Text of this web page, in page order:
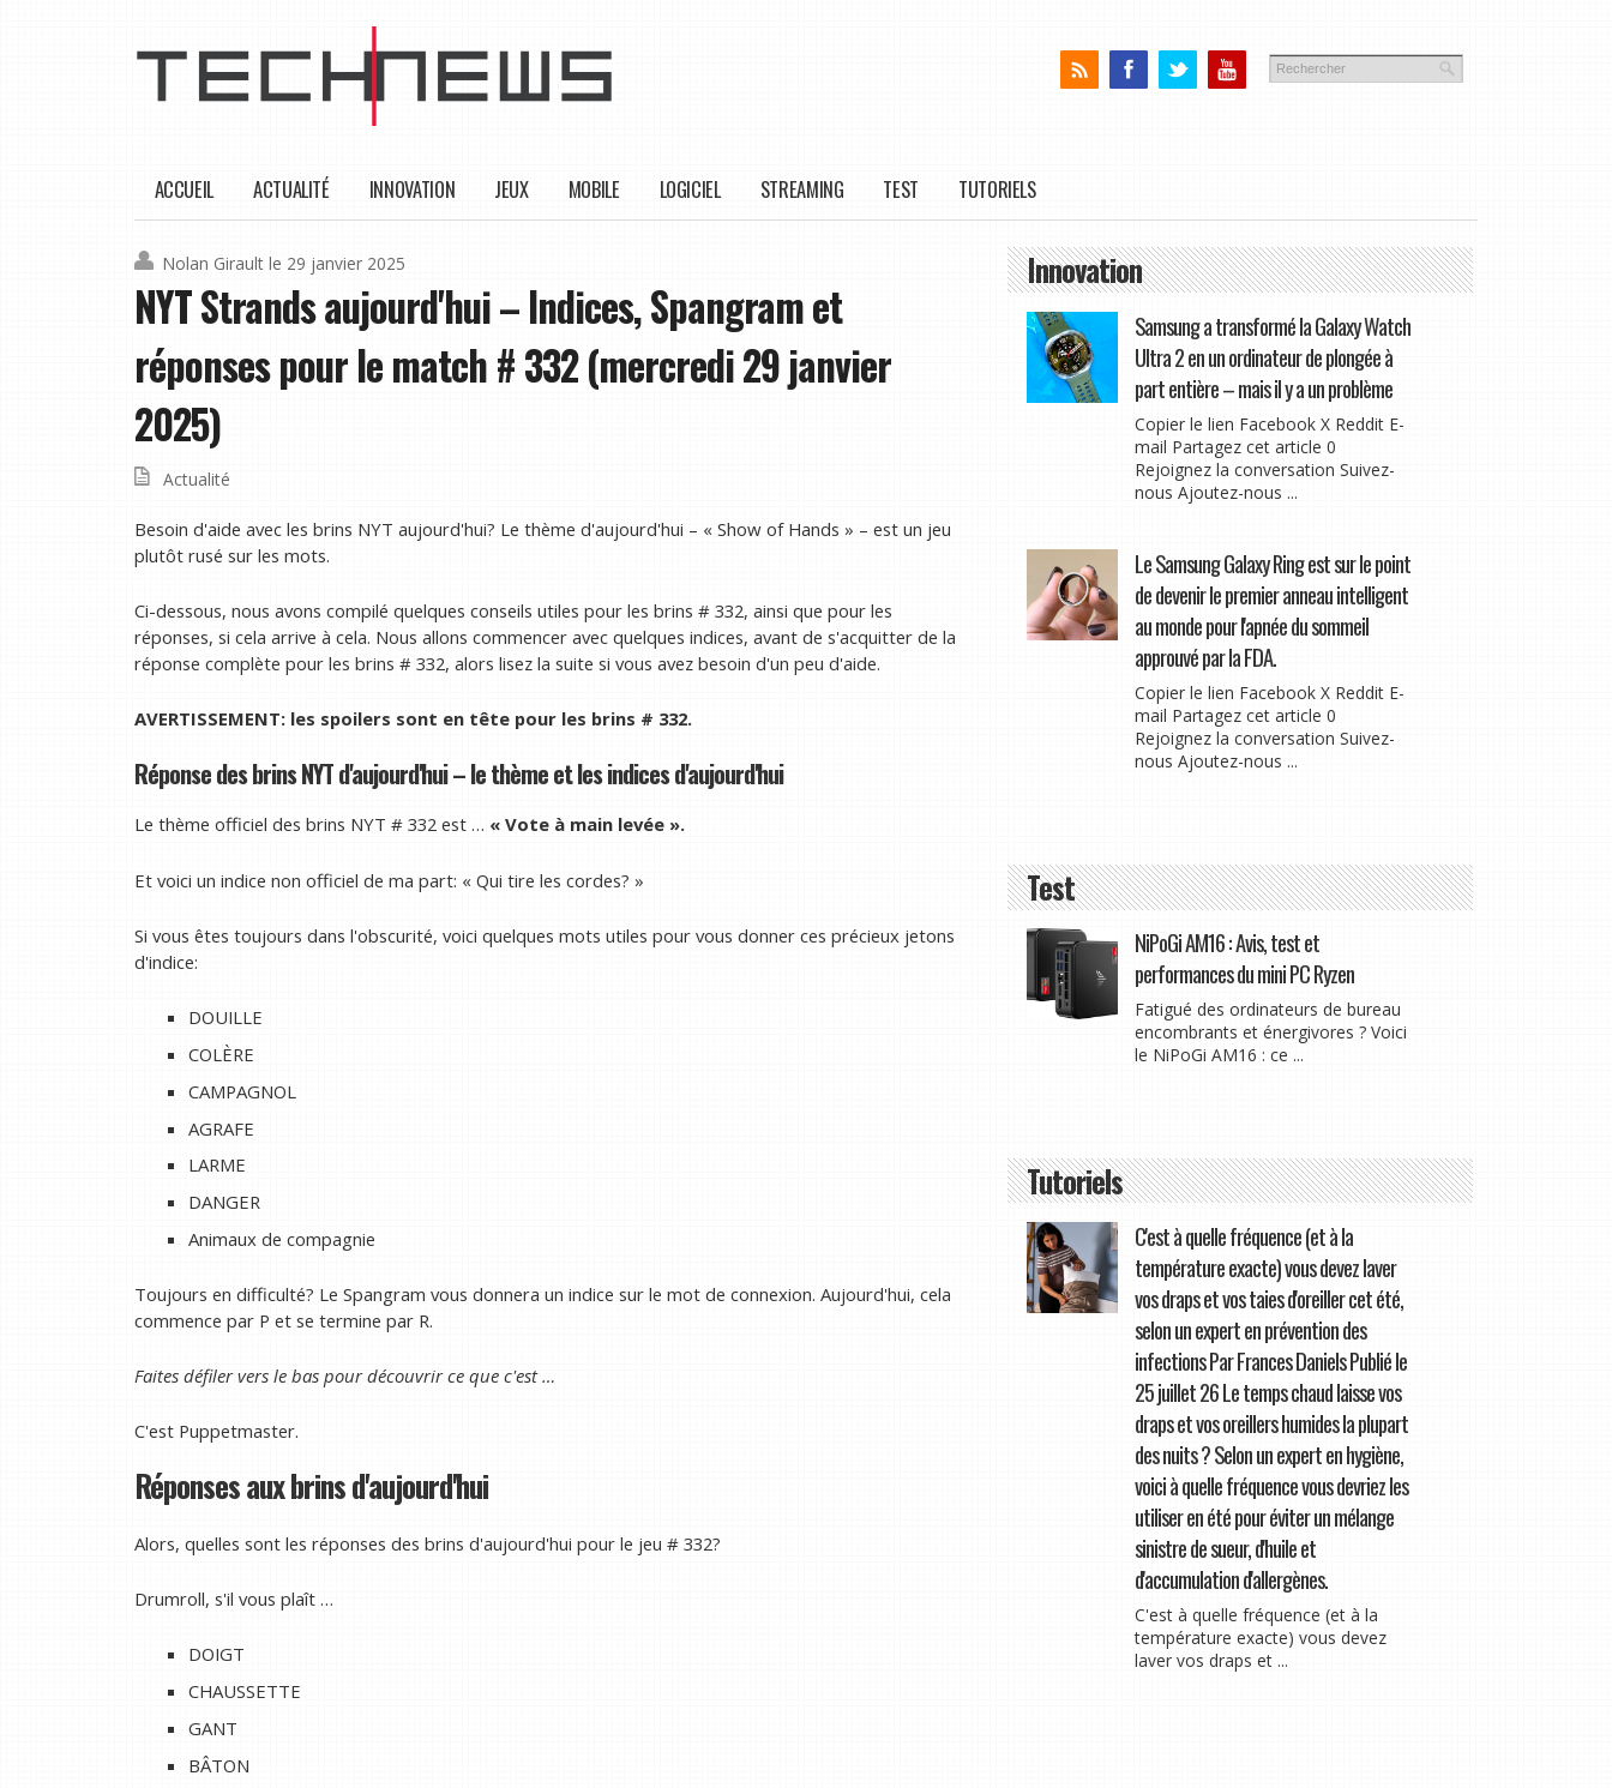
ACCUEIL ACTUALITÉ INNOVATION JEUX MOBILE LOGICIEL STREAMING TEST TUTORIELS
Nolan Girault le 29 janvier 2025
NYT Strands aujourd'hui – Indices, Spangram et
réponses pour le match # 332 (mercredi 29 janvier
2025)
Actualité
Besoin d'aide avec les brins NYT aujourd'hui? Le thème d'aujourd'hui – « Show of Hands » – est un jeu
plutôt rusé sur les mots.
Ci-dessous, nous avons compilé quelques conseils utiles pour les brins # 332, ainsi que pour les
réponses, si cela arrive à cela. Nous allons commencer avec quelques indices, avant de s'acquitter de la
réponse complète pour les brins # 332, alors lisez la suite si vous avez besoin d'un peu d'aide.
AVERTISSEMENT: les spoilers sont en tête pour les brins # 332.
Réponse des brins NYT d'aujourd'hui – le thème et les indices d'aujourd'hui
Le thème officiel des brins NYT # 332 est … « Vote à main levée ».
Et voici un indice non officiel de ma part: « Qui tire les cordes? »
Si vous êtes toujours dans l'obscurité, voici quelques mots utiles pour vous donner ces précieux jetons
d'indice:
DOUILLE
COLÈRE
CAMPAGNOL
AGRAFE
LARME
DANGER
Animaux de compagnie
Toujours en difficulté? Le Spangram vous donnera un indice sur le mot de connexion. Aujourd'hui, cela
commence par P et se termine par R.
Faites défiler vers le bas pour découvrir ce que c'est …
C'est Puppetmaster.
Réponses aux brins d'aujourd'hui
Alors, quelles sont les réponses des brins d'aujourd'hui pour le jeu # 332?
Drumroll, s'il vous plaît …
DOIGT
CHAUSSETTE
GANT
BÂTON
Innovation
Samsung a transformé la Galaxy Watch
Ultra 2 en un ordinateur de plongée à
part entière – mais il y a un problème
Copier le lien Facebook X Reddit E-
mail Partagez cet article 0
Rejoignez la conversation Suivez-
nous Ajoutez-nous ...
Le Samsung Galaxy Ring est sur le point
de devenir le premier anneau intelligent
au monde pour l'apnée du sommeil
approuvé par la FDA.
Copier le lien Facebook X Reddit E-
mail Partagez cet article 0
Rejoignez la conversation Suivez-
nous Ajoutez-nous ...
Test
NiPoGi AM16 : Avis, test et
performances du mini PC Ryzen
Fatigué des ordinateurs de bureau
encombrants et énergivores ? Voici
le NiPoGi AM16 : ce ...
Tutoriels
C'est à quelle fréquence (et à la
température exacte) vous devez laver
vos draps et vos taies d'oreiller cet été,
selon un expert en prévention des
infections Par Frances Daniels Publié le
25 juillet 26 Le temps chaud laisse vos
draps et vos oreillers humides la plupart
des nuits ? Selon un expert en hygiène,
voici à quelle fréquence vous devriez les
utiliser en été pour éviter un mélange
sinistre de sueur, d'huile et
d'accumulation d'allergènes.
C'est à quelle fréquence (et à la
température exacte) vous devez
laver vos draps et ...